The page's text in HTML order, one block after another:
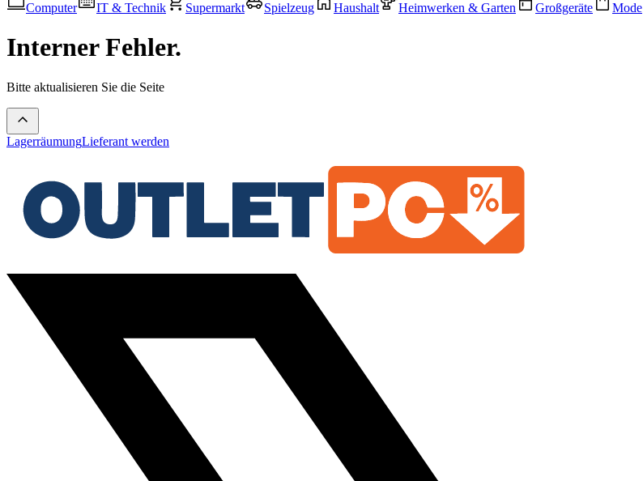
Computer
IT & Technik Supermarkt Spielzeug Haushalt Heimwerken & Garten Großgeräte Mode
Interner Fehler.
Bitte aktualisieren Sie die Seite
LagerräumungLieferant werden